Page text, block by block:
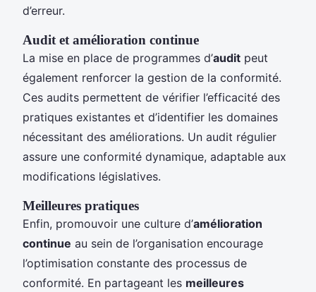
d’erreur.
Audit et amélioration continue
La mise en place de programmes d’audit peut
également renforcer la gestion de la conformité.
Ces audits permettent de vérifier l’efficacité des
pratiques existantes et d’identifier les domaines
nécessitant des améliorations. Un audit régulier
assure une conformité dynamique, adaptable aux
modifications législatives.
Meilleures pratiques
Enfin, promouvoir une culture d’amélioration
continue au sein de l’organisation encourage
l’optimisation constante des processus de
conformité. En partageant les meilleures